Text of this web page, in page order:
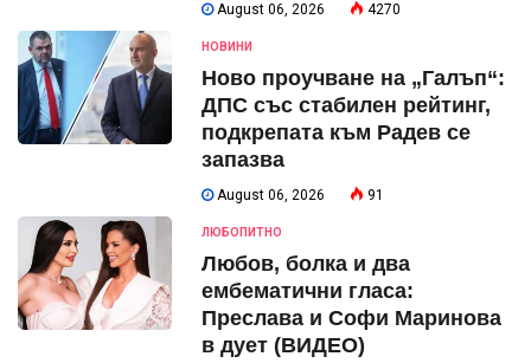
August 06, 2026 4270
НОВИНИ
Ново проучване на „Галъп“:
ДПС със стабилен рейтинг,
подкрепата към Радев се
запазва
August 06, 2026 91
ЛЮБОПИТНО
Любов, болка и два
ембематични гласа:
Преслава и Софи Маринова
в дует (ВИДЕО)